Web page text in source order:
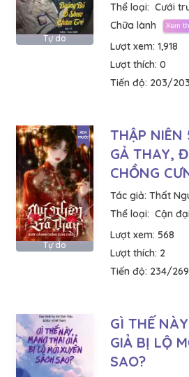
Tự do
Thể loại: Cưới
Chữa lành
Lượt xem: 1,918
Lượt thích: 0
Tiến độ: 203/203
Tự do
THẬP NIÊN
GẢ THAY,
CHỒNG
Tác giả: Thất
Thể loại: Cận đại
Lượt xem: 568
Lượt thích: 2
Tiến độ: 234/269
GÌ THẾ
GIẢ BỊ LỘ
SAO?